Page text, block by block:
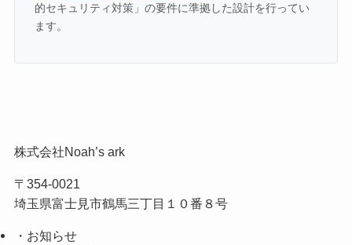
的セキュリティ対策」の要件に準拠した設計を行ってい
ます。
株式会社Noah’s ark
〒354-0021
埼玉県富士見市鶴馬三丁目１０番８号
・お知らせ